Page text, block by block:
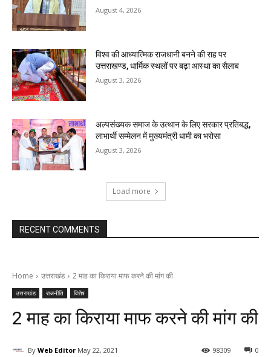
August 4, 2026
विश्व की आध्यात्मिक राजधानी बनने की राह पर
उत्तराखण्ड, धार्मिक स्थलों पर बढ़ा आस्था का सैलाब
August 3, 2026
अल्पसंख्यक समाज के उत्थान के लिए सरकार प्रतिबद्ध,
लाभार्थी सम्मेलन में मुख्यमंत्री धामी का भरोसा
August 3, 2026
Load more
RECENT COMMENTS